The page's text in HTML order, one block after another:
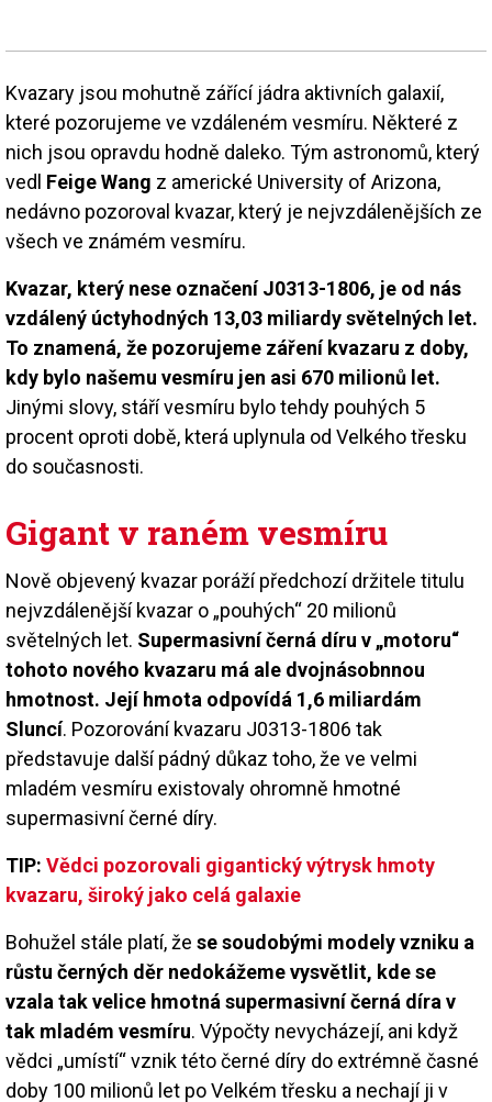
Kvazary jsou mohutně zářící jádra aktivních galaxií,
které pozorujeme ve vzdáleném vesmíru. Některé z
nich jsou opravdu hodně daleko. Tým astronomů, který
vedl Feige Wang z americké University of Arizona,
nedávno pozoroval kvazar, který je nejvzdálenějších ze
všech ve známém vesmíru.
Kvazar, který nese označení J0313-1806, je od nás
vzdálený úctyhodných 13,03 miliardy světelných let.
To znamená, že pozorujeme záření kvazaru z doby,
kdy bylo našemu vesmíru jen asi 670 milionů let.
Jinými slovy, stáří vesmíru bylo tehdy pouhých 5
procent oproti době, která uplynula od Velkého třesku
do současnosti.
Gigant v raném vesmíru
Nově objevený kvazar poráží předchozí držitele titulu
nejvzdálenější kvazar o „pouhých“ 20 milionů
světelných let. Supermasivní černá díru v „motoru“
tohoto nového kvazaru má ale dvojnásobnnou
hmotnost. Její hmota odpovídá 1,6 miliardám
Sluncí. Pozorování kvazaru J0313-1806 tak
představuje další pádný důkaz toho, že ve velmi
mladém vesmíru existovaly ohromně hmotné
supermasivní černé díry.
TIP: Vědci pozorovali gigantický výtrysk hmoty
kvazaru, široký jako celá galaxie
Bohužel stále platí, že se soudobými modely vzniku a
růstu černých děr nedokážeme vysvětlit, kde se
vzala tak velice hmotná supermasivní černá díra v
tak mladém vesmíru. Výpočty nevycházejí, ani když
vědci „umístí“ vznik této černé díry do extrémně časné
doby 100 milionů let po Velkém třesku a nechají ji v